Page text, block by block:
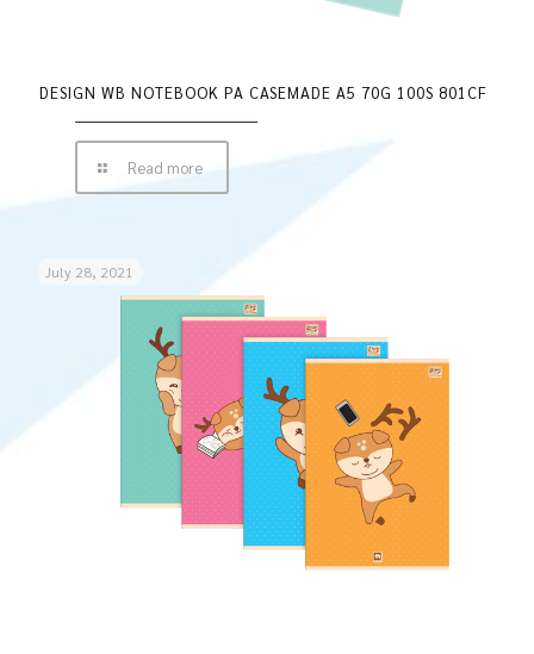
DESIGN WB NOTEBOOK PA CASEMADE A5 70G 100S 801CF
Read more
July 28, 2021